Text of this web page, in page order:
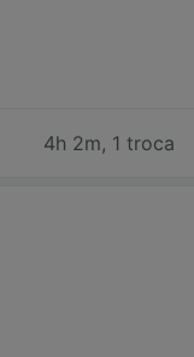
4h 2m, 1 troca